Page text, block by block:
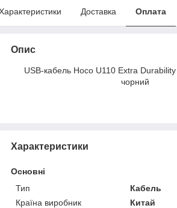
Доставка Оплата
Опис
USB-кабель Hoco U110 Extra
чорний
Характеристики
Основні
Тип
Кабель
Країна виробник
Китай